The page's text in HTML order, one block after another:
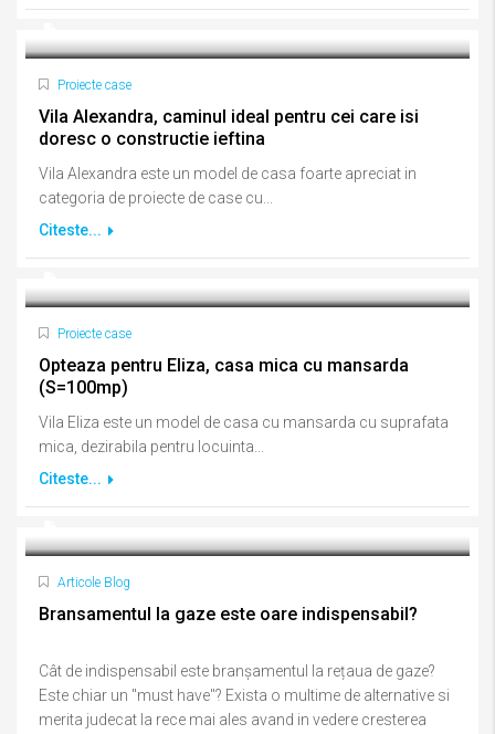
Proiecte case
Vila Alexandra, caminul ideal pentru cei care isi
doresc o constructie ieftina
Vila Alexandra este un model de casa foarte apreciat in
categoria de proiecte de case cu...
Citeste...
Proiecte case
Opteaza pentru Eliza, casa mica cu mansarda
(S=100mp)
Vila Eliza este un model de casa cu mansarda cu suprafata
mica, dezirabila pentru locuinta...
Citeste...
Articole Blog
Bransamentul la gaze este oare indispensabil?
Cât de indispensabil este branșamentul la rețaua de gaze?
Este chiar un "must have"? Exista o multime de alternative si
merita judecat la rece mai ales avand in vedere cresterea